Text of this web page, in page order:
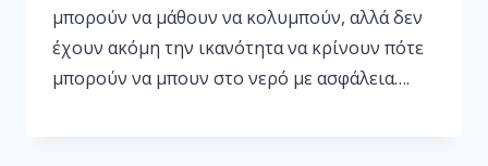
μπορούν να μάθουν να κολυμπούν, αλλά δεν
έχουν ακόμη την ικανότητα να κρίνουν πότε
μπορούν να μπουν στο νερό με ασφάλεια….